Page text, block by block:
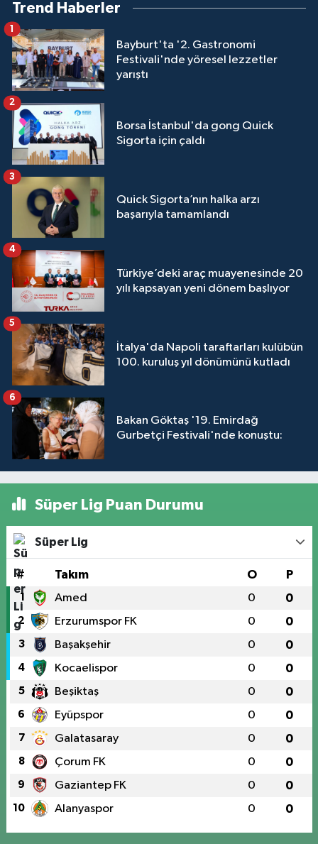
Trend Haberler
Bayburt'ta '2. Gastronomi
Festivali'nde yöresel lezzetler
yarıştı
1
Borsa İstanbul'da gong Quick
Sigorta için çaldı
2
Quick Sigorta’nın halka arzı
başarıyla tamamlandı
3
Türkiye’deki araç muayenesinde 20
yılı kapsayan yeni dönem başlıyor
4
İtalya'da Napoli taraftarları kulübün
100. kuruluş yıl dönümünü kutladı
5
Bakan Göktaş '19. Emirdağ
Gurbetçi Festivali'nde konuştu:
6
Süper Lig Puan Durumu
Süper Lig
# Takım O P
1 Amed 0 0
2 Erzurumspor FK 0 0
3 Başakşehir 0 0
4 Kocaelispor 0 0
5 Beşiktaş 0 0
6 Eyüpspor 0 0
7 Galatasaray 0 0
8 Çorum FK 0 0
9 Gaziantep FK 0 0
10 Alanyaspor 0 0